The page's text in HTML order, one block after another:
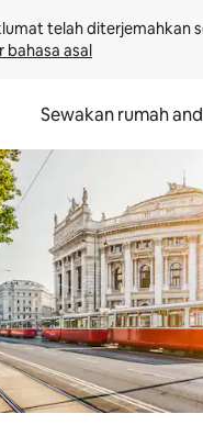
telah diterjemahkan
bahasa asal
Sewakan rumah